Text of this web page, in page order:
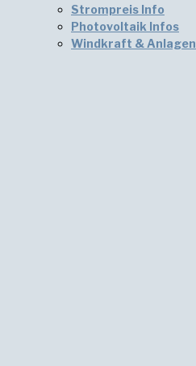
Strompreis Info
Photovoltaik Infos
Windkraft & Anlagen